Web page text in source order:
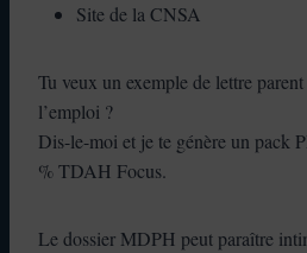
Site de la CNSA
Tu veux un exemple de lettre
l’emploi ?
Dis-le-moi et je te génère un pack
% TDAH Focus.
Le dossier MDPH peut paraître